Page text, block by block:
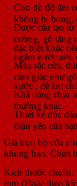
Cho dù độ ẩm
không bị bong,
Được cấu tạo từ
cường, gỗ tăng
đặc biệt khác
ngấm nước nên
Màu sắc cửa,
cảm giác như
xước , dễ lau
Khả năng chịu
thường khác.
Thiết kế độc
thân yêu của
Giá trọn bộ cửa
khung bao. Chưa
Kích thước
mm (Hoặc theo